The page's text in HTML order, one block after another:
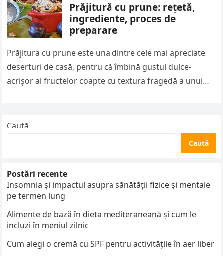
Prăjitură cu prune: rețetă,
ingrediente, proces de
preparare
Prăjitura cu prune este una dintre cele mai apreciate
deserturi de casă, pentru că îmbină gustul dulce-
acrișor al fructelor coapte cu textura fragedă a unui
Caută
Caută
Postări recente
Insomnia și impactul asupra sănătății fizice și mentale
pe termen lung
Alimente de bază în dieta mediteraneană și cum le
incluzi în meniul zilnic
Cum alegi o cremă cu SPF pentru activitățile în aer liber